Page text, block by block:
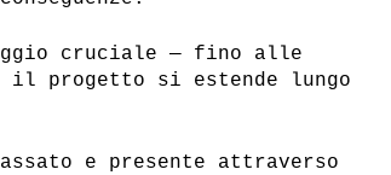
cruciale — fino alle
progetto si estende lungo
e presente attraverso